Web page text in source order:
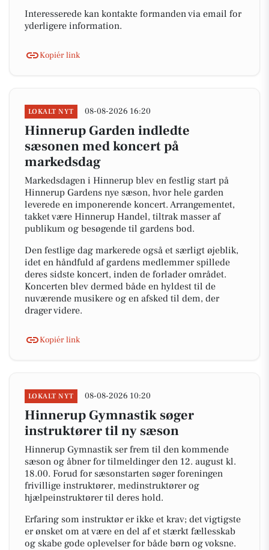
Interesserede kan kontakte formanden via email for
yderligere information.
Kopiér link
LOKALT NYT 08-08-2026 16:20
Hinnerup Garden indledte
sæsonen med koncert på
markedsdag
Markedsdagen i Hinnerup blev en festlig start på
Hinnerup Gardens nye sæson, hvor hele garden
leverede en imponerende koncert. Arrangementet,
takket være Hinnerup Handel, tiltrak masser af
publikum og besøgende til gardens bod.
Den festlige dag markerede også et særligt øjeblik,
idet en håndfuld af gardens medlemmer spillede
deres sidste koncert, inden de forlader området.
Koncerten blev dermed både en hyldest til de
nuværende musikere og en afsked til dem, der
drager videre.
Kopiér link
LOKALT NYT 08-08-2026 10:20
Hinnerup Gymnastik søger
instruktører til ny sæson
Hinnerup Gymnastik ser frem til den kommende
sæson og åbner for tilmeldinger den 12. august kl.
18.00. Forud for sæsonstarten søger foreningen
frivillige instruktører, medinstruktører og
hjælpeinstruktører til deres hold.
Erfaring som instruktør er ikke et krav; det vigtigste
er ønsket om at være en del af et stærkt fællesskab
og skabe gode oplevelser for både børn og voksne.